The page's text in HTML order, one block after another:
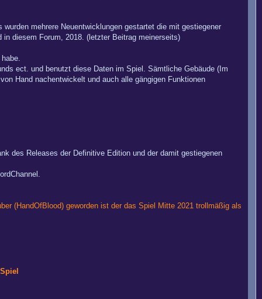
mehrere Neuentwicklungen gestartet die mit gestiegener
diesem Forum, 2018. (letzter Beitrag meinerseits)
ect. und benutzt diese Daten im Spiel. Sämtliche Gebäude (Im
Hand nachentwickelt und auch alle gängigen Funktionen
des Releases der Definitive Edition und der damit gestiegenen
(HandOfBlood) geworden ist der das Spiel Mitte 2021 trollmäßig als